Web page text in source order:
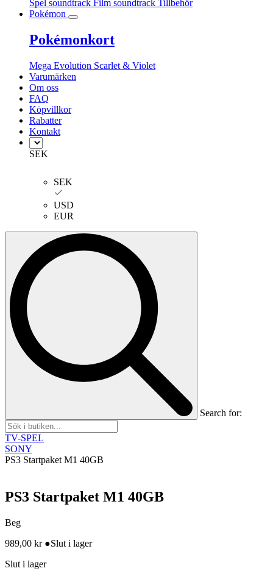
Spel soundtrack Film soundtrack Tillbehör
Pokémon
Pokémonkort
Mega Evolution Scarlet & Violet
Varumärken
Om oss
FAQ
Köpvillkor
Rabatter
Kontakt
SEK
SEK
USD
EUR
Search for:
TV-SPEL
SONY
PS3 Startpaket M1 40GB
PS3 Startpaket M1 40GB
Beg
989,00 kr ●Slut i lager
Slut i lager